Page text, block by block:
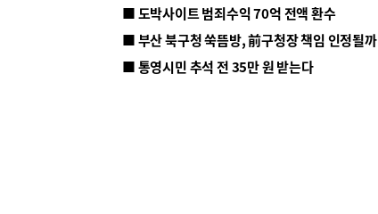
■ 도박사이트 범죄수익 70억 전액 환수
■ 부산 북구청 쑥뜸방, 前구청장 책임 인정될까
■ 통영시민 추석 전 35만 원 받는다